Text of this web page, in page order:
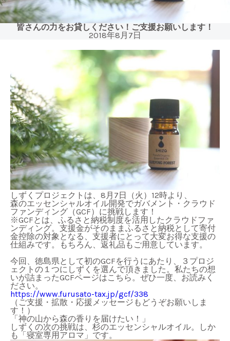
皆さんの力をお貸しください！ご支援お願いします！
2018年8月7日
しずくプロジェクトは、8月7日（火）12時より、
森のエッセンシャルオイル開発でガバメント・クラウド
ファンディング（GCF）に挑戦します！
※GCFとは、ふるさと納税制度を活用したクラウドファ
ンディング。支援金がそのままふるさと納税として寄付
金控除の対象となる、支援者にとって大変お得な支援の
仕組みです。もちろん、返礼品もご用意しています。
今回、徳島県として初のGCFを行うにあたり、３プロジ
ェクトの１つにしずくを選んで頂きました。私たちの想
いが詰まったGCFページはこちら。ぜひ一度、お読みく
ださい。
https://www.furusato-tax.jp/gcf/338
（ご支援・拡散・応援メッセージもどうぞお願いしま
す！）
「神の山から森の香りを届けたい！」
しずくの次の挑戦は、杉のエッセンシャルオイル。しか
も「寝室専用アロマ」です。